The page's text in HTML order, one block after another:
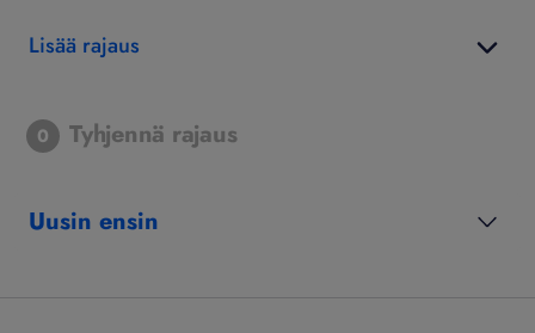
Lisää rajaus
0 Tyhjennä rajaus
Uusin ensin